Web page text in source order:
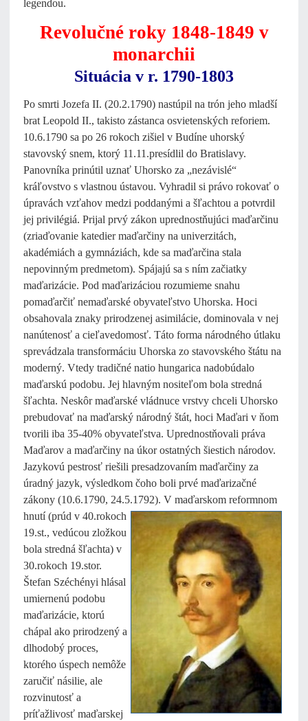
legendou.
Revolučné roky 1848-1849 v
monarchii
Situácia v r. 1790-1803
Po smrti Jozefa II. (20.2.1790) nastúpil na trón jeho mladší
brat Leopold II., takisto zástanca osvietenských reforiem.
10.6.1790 sa po 26 rokoch zišiel v Budíne uhorský
stavovský snem, ktorý 11.11.presídlil do Bratislavy.
Panovníka prinútil uznať Uhorsko za „nezávislé“
kráľovstvo s vlastnou ústavou. Vyhradil si právo rokovať o
úpravách vzťahov medzi poddanými a šľachtou a potvrdil
jej privilégiá. Prijal prvý zákon uprednostňujúci maďarčinu
(zriaďovanie katedier maďarčiny na univerzitách,
akadémiách a gymnáziách, kde sa maďarčina stala
nepovinným predmetom). Spájajú sa s ním začiatky
maďarizácie. Pod maďarizáciou rozumieme snahu
pomaďarčiť nemaďarské obyvateľstvo Uhorska. Hoci
obsahovala znaky prirodzenej asimilácie, dominovala v nej
nanútenosť a cieľavedomosť. Táto forma národného útlaku
sprevádzala transformáciu Uhorska zo stavovského štátu na
moderný. Vtedy tradičné natio hungarica nadobúdalo
maďarskú podobu. Jej hlavným nositeľom bola stredná
šľachta. Neskôr maďarské vládnuce vrstvy chceli Uhorsko
prebudovať na maďarský národný štát, hoci Maďari v ňom
tvorili iba 35-40% obyvateľstva. Uprednostňovali práva
Maďarov a maďarčiny na úkor ostatných šiestich národov.
Jazykovú pestrosť riešili presadzovaním maďarčiny za
úradný jazyk, výsledkom čoho boli prvé maďarizačné
zákony (10.6.1790, 24.5.1792). V maďarskom reformnom
hnutí (prúd v 40.rokoch
19.st., vedúcou zložkou
bola stredná šľachta) v
30.rokoch 19.stor.
Štefan Széchényi hlásal
umiernenú podobu
maďarizácie, ktorú
chápal ako prirodzený a
dlhodobý proces,
ktorého úspech nemôže
zaručiť násilie, ale
rozvinutosť a
príťažlivosť maďarskej